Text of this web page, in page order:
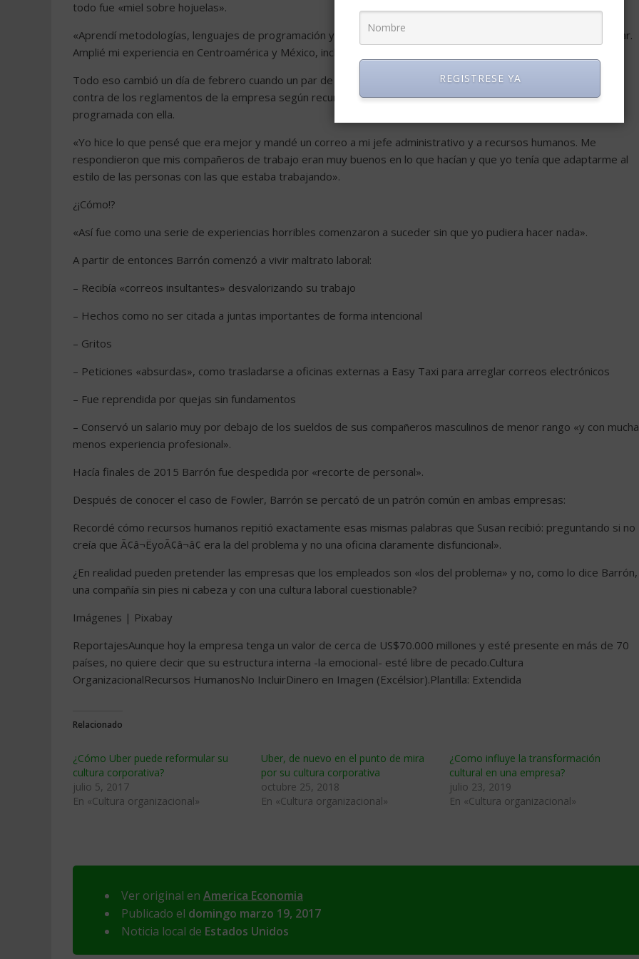
todo fue «miel sobre hojuelas».
«Aprendí metodologías, lenguajes de programación y capacidades gerenciales que nunca había podido demostrar.
Amplié mi experiencia en Centroamérica y México, incluso aprendí portugués».
Todo eso cambió un día de febrero cuando un par de empleados con «una relación sexual y afectiva que iba en
contra de los reglamentos de la empresa según recursos humanos» no asistieron a una junta que tenían
programada con ella.
«Yo hice lo que pensé que era mejor y mandé un correo a mi jefe administrativo y a recursos humanos. Me
respondieron que mis compañeros de trabajo eran muy buenos en lo que hacían y que yo tenía que adaptarme al
estilo de las personas con las que estaba trabajando».
¿¡Cómo!?
«Así fue como una serie de experiencias horribles comenzaron a suceder sin que yo pudiera hacer nada».
A partir de entonces Barrón comenzó a vivir maltrato laboral:
– Recibía «correos insultantes» desvalorizando su trabajo
– Hechos como no ser citada a juntas importantes de forma intencional
– Gritos
– Peticiones «absurdas», como trasladarse a oficinas externas a Easy Taxi para arreglar correos electrónicos
– Fue reprendida por quejas sin fundamentos
– Conservó un salario muy por debajo de los sueldos de sus compañeros masculinos de menor rango «y con mucha
menos experiencia profesional».
Hacía finales de 2015 Barrón fue despedida por «recorte de personal».
Después de conocer el caso de Fowler, Barrón se percató de un patrón común en ambas empresas:
Recordé cómo recursos humanos repitió exactamente esas mismas palabras que Susan recibió: preguntando si no
creía que Ã¢â¬ËyoÃ¢â¬â¢ era la del problema y no una oficina claramente disfuncional».
¿En realidad pueden pretender las empresas que los empleados son «los del problema» y no, como lo dice Barrón,
una compañía sin pies ni cabeza y con una cultura laboral cuestionable?
Imágenes | Pixabay
ReportajesAunque hoy la empresa tenga un valor de cerca de US$70.000 millones y esté presente en más de 70
países, no quiere decir que su estructura interna -la emocional- esté libre de pecado.Cultura
OrganizacionalRecursos HumanosNo IncluirDinero en Imagen (Excélsior).Plantilla: Extendida
Relacionado
¿Cómo Uber puede reformular su
cultura corporativa?
julio 5, 2017
En «Cultura organizacional»
Uber, de nuevo en el punto de mira
por su cultura corporativa
octubre 25, 2018
En «Cultura organizacional»
¿Como influye la transformación
cultural en una empresa?
julio 23, 2019
En «Cultura organizacional»
Ver original en America Economia
Publicado el domingo marzo 19, 2017
Noticia local de Estados Unidos
REGISTRESE YA